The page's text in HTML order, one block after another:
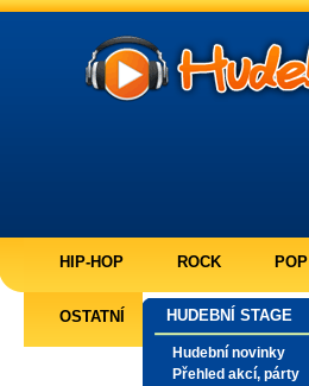
HIP-HOP ROCK POP
OSTATNÍ HUDEBNÍ STAGE
Hudební novinky
Přehled akcí, párty